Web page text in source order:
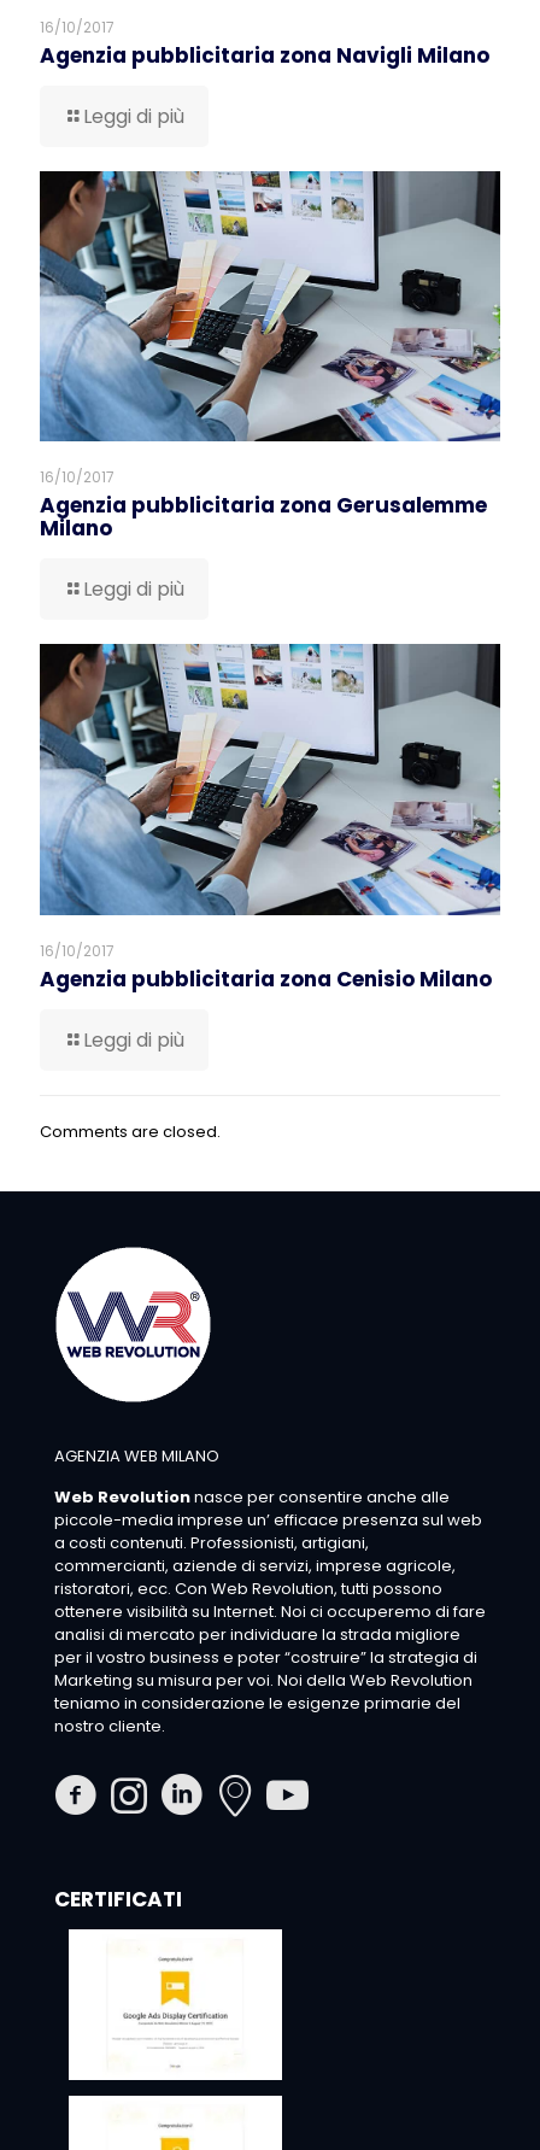
16/10/2017
Agenzia pubblicitaria zona Navigli Milano
Leggi di più
16/10/2017
Agenzia pubblicitaria zona Gerusalemme
Milano
Leggi di più
16/10/2017
Agenzia pubblicitaria zona Cenisio Milano
Leggi di più
Comments are closed.
AGENZIA WEB MILANO
Web Revolutionnasce per consentire anche alle
piccole-media imprese un’ efficace presenza sul web
a costi contenuti. Professionisti, artigiani,
commercianti, aziende di servizi, imprese agricole,
ristoratori, ecc. Con Web Revolution, tutti possono
ottenere visibilità su Internet. Noi ci occuperemo di fare
analisi di mercato per individuare la strada migliore
per il vostro business e poter “costruire” la strategia di
Marketing su misura per voi. Noi della Web Revolution
teniamo in considerazione le esigenze primarie del
nostro cliente.
CERTIFICATI